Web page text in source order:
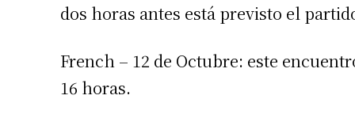
dos horas antes está previsto el
French – 12 de Octubre: este
16 horas.